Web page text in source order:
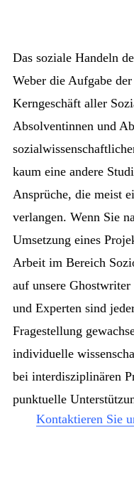
Das soziale Handeln
Weber die Aufgabe
Kerngeschäft aller
Absolventinnen und
kaum eine andere
Ansprüche, die meist
verlangen. Wenn Sie
Umsetzung eines
Arbeit im Bereich
auf unsere
und Experten sind
Fragestellung
individuelle
bei interdisziplinären
punktuelle
Kontaktieren Sie